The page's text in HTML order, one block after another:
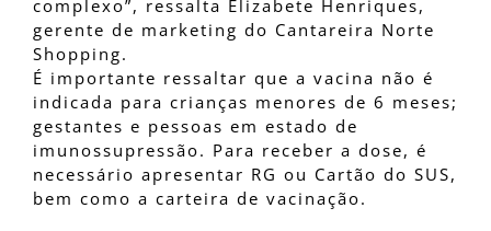
complexo”, ressalta Elizabete Henriques,
gerente de marketing do Cantareira Norte
Shopping.
É importante ressaltar que a vacina não é
indicada para crianças menores de 6 meses;
gestantes e pessoas em estado de
imunossupressão. Para receber a dose, é
necessário apresentar RG ou Cartão do SUS,
bem como a carteira de vacinação.